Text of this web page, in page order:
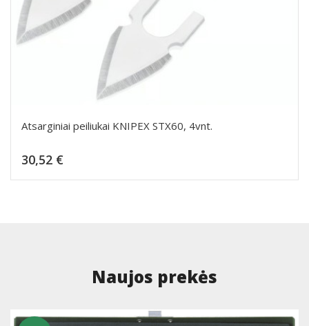
Atsarginiai peiliukai KNIPEX STX60, 4vnt.
30,52 €
Naujos prekės